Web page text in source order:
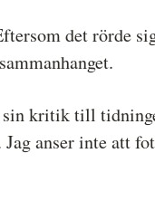
det rörde
kritik till
anser inte att